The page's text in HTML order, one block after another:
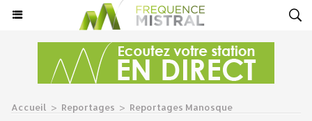
Accueil > Reportages > Reportages Manosque